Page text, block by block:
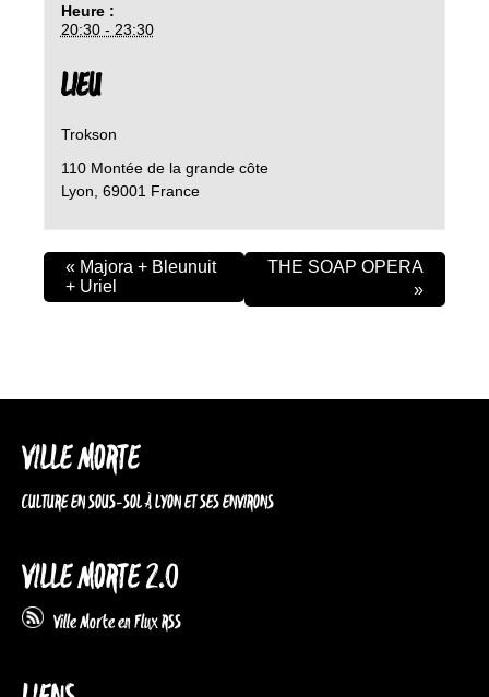
Heure :
20:30 - 23:30
LIEU
Trokson
110 Montée de la grande côte
Lyon 69001 France
« Majora + Bleunuit
+ Uriel
THE SOAP OPERA
»
VILLE MORTE
CULTURE EN SOUS-SOL À LYON ET SES ENVIRONS
VILLE MORTE 2.0
Ville Morte en Flux RSS